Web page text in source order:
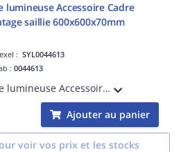
lumineuse Accessoire Cadre
saillie 600x600x70mm
:SYL0044613
:0044613
Dalle lumineuse Accessoire Cadre pour montage en saillie de dalles de dimensions 600x600x70mm
Ajouter au panier
voir vos prix et les stocks